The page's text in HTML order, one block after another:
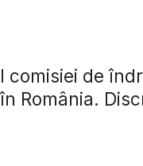
comisiei de
România.